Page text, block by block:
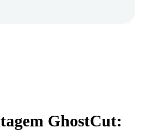
GhostCut: